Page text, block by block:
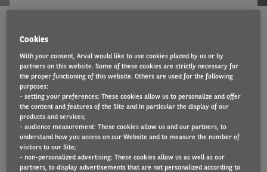
TELEMATIQUE : COLLECTE
DE DONNÉES
ESSENTIELLES DES
VÉHICULES
Cookies
With your consent, Arval would like to use cookies placed by us or by
partners on this website. Some of these cookies are strictly necessary for
the proper functioning of this website. Others are used for the following
purposes:
- setting your preferences: These cookies allow us to personalize and offer
the content and features of the Site and in particular the display of our
products and services;
- audience measurement: These cookies allow us and our partners, to
understand how you access on our Website and to measure the number of
visitors to our Site;
- non-personalized advertising: These cookies allow us as well as our
partners, to display advertisements that are not personalized according to